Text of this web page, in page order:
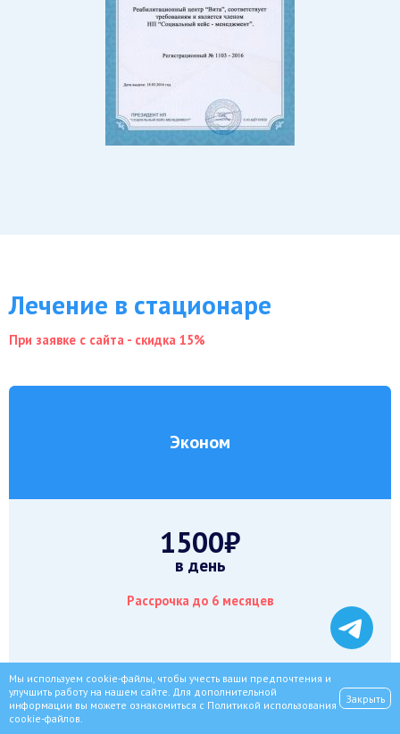
Лечение в стационаре
При заявке с сайта - скидка 15%
Эконом
1500₽
в день
Рассрочка до 6 месяцев
Мы используем cookie-файлы, чтобы учесть ваши предпочтения и
улучшить работу на нашем сайте. Для дополнительной
информации вы можете ознакомиться с Политикой использования
cookie-файлов.
Закрыть